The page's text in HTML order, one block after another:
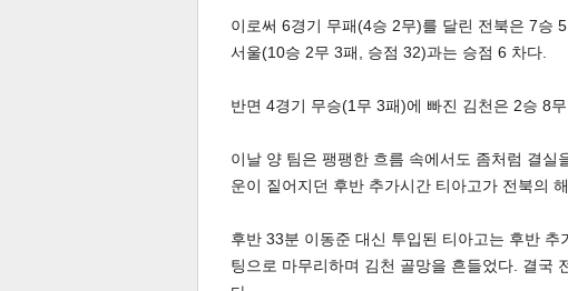
이로써 6경기 무패(4승 2무)를 달린 전북은 7승
서울(10승 2무 3패, 승점 32)과는 승점 6 차다.
반면 4경기 무승(1무 3패)에 빠진 김천은 2승 8
이날 양 팀은 팽팽한 흐름 속에서도 좀처럼 결
운이 짙어지던 후반 추가시간 티아고가 전북의
후반 33분 이동준 대신 투입된 티아고는 후반
팅으로 마무리하며 김천 골망을 흔들었다. 결국